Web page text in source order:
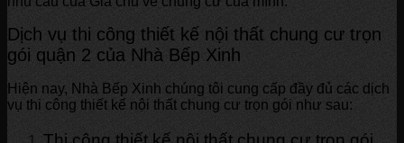
Dịch vụ thi công thiết kế nội thất chung cư trọn
gói quận 2 của Nhà Bếp Xinh
Hiện nay, Nhà Bếp Xinh chúng tôi cung cấp đầy đủ các dịch
vụ thi công thiết kế nội thất chung cư trọn gói như sau: